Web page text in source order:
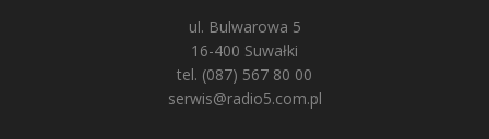
ul. Bulwarowa 5
16-400 Suwałki
tel. (087) 567 80 00
serwis@radio5.com.pl